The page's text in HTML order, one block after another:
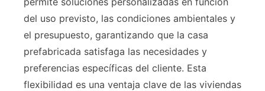
del uso previsto, las condiciones ambientales y
el presupuesto, garantizando que la casa
prefabricada satisfaga las necesidades y
preferencias específicas del cliente. Esta
flexibilidad es una ventaja clave de las viviendas